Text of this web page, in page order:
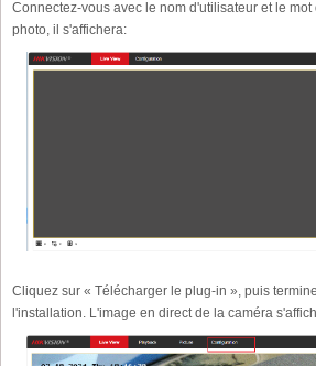
Connectez-vous avec le nom d'utilisateur et le mot
photo, il s'affichera:
Cliquez sur « Télécharger le plug-in », puis
l'installation. L'image en direct de la caméra